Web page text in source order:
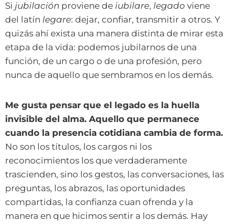
Si jubilación proviene de iubilare, legado viene
del latín legare: dejar, confiar, transmitir a otros. Y
quizás ahí exista una manera distinta de mirar esta
etapa de la vida: podemos jubilarnos de una
función, de un cargo o de una profesión, pero
nunca de aquello que sembramos en los demás.
Me gusta pensar que el legado es la huella
invisible del alma. Aquello que permanece
cuando la presencia cotidiana cambia de forma.
No son los títulos, los cargos ni los
reconocimientos los que verdaderamente
trascienden, sino los gestos, las conversaciones, las
preguntas, los abrazos, las oportunidades
compartidas, la confianza cuan ofrenda y la
manera en que hicimos sentir a los demás. Hay